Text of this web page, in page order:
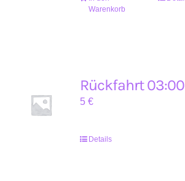
Warenkorb
Rückfahrt 03:00
5€
Details